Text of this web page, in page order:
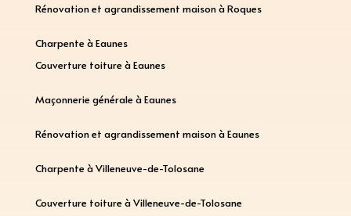
Rénovation et agrandissement maison à Roques
Charpente à Eaunes
Couverture toiture à Eaunes
Maçonnerie générale à Eaunes
Rénovation et agrandissement maison à Eaunes
Charpente à Villeneuve-de-Tolosane
Couverture toiture à Villeneuve-de-Tolosane